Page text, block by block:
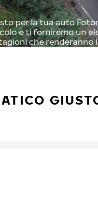
per la tua auto
e ti forniremo un
che renderanno